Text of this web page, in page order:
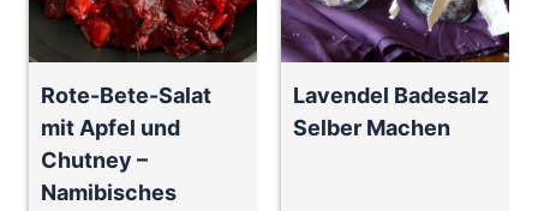
Rote-Bete-Salat
mit Apfel und
Chutney –
Namibisches
Lavendel Badesalz
Selber Machen